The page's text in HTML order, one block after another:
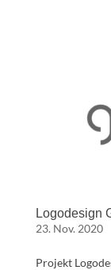
Logodesign
23. Nov. 2020
Projekt